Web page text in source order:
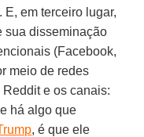
em terceiro lugar,
sua disseminação
(Facebook,
meio de redes
e os canais:
há algo que
, é que ele